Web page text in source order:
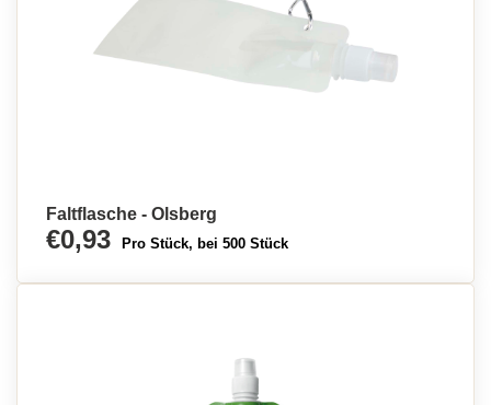
Faltflasche - Olsberg
€0,93 Pro Stück, bei 500 Stück